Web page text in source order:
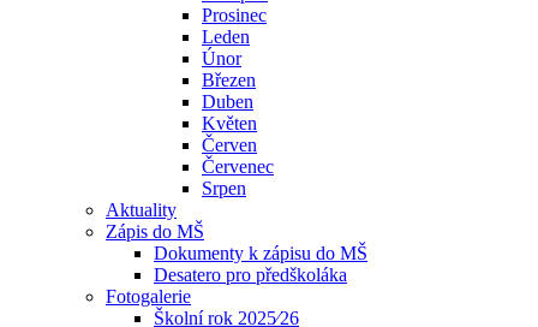
Prosinec
Leden
Únor
Březen
Duben
Květen
Červen
Červenec
Srpen
Aktuality
Zápis do MŠ
Dokumenty k zápisu do MŠ
Desatero pro předškoláka
Fotogalerie
Školní rok 2025⁄26